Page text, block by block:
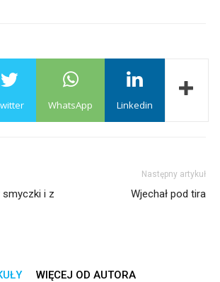
WhatsApp Linkedin
i z
Następny artykuł
Wjechał pod tira
WIĘCEJ OD AUTORA